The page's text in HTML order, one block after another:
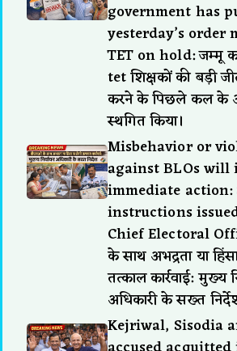
government has
yesterday’s order
TET on hold: जम्मू
tet शिक्षकों की बड़ी
करने के पिछले कल के
स्थगित किया।
Misbehavior or
against BLOs will
immediate
instructions
Chief Electoral
के साथ अभद्रता या
तत्काल कार्रवाई: मुख्य
अधिकारी के सख्त
Kejriwal, Sisodia